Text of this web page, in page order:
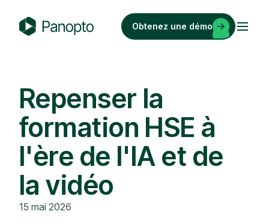
o
p
Obtenez une démo
Repenser la
formation HSE à
l'ère de l'IA et de
la vidéo
15 mai 2026